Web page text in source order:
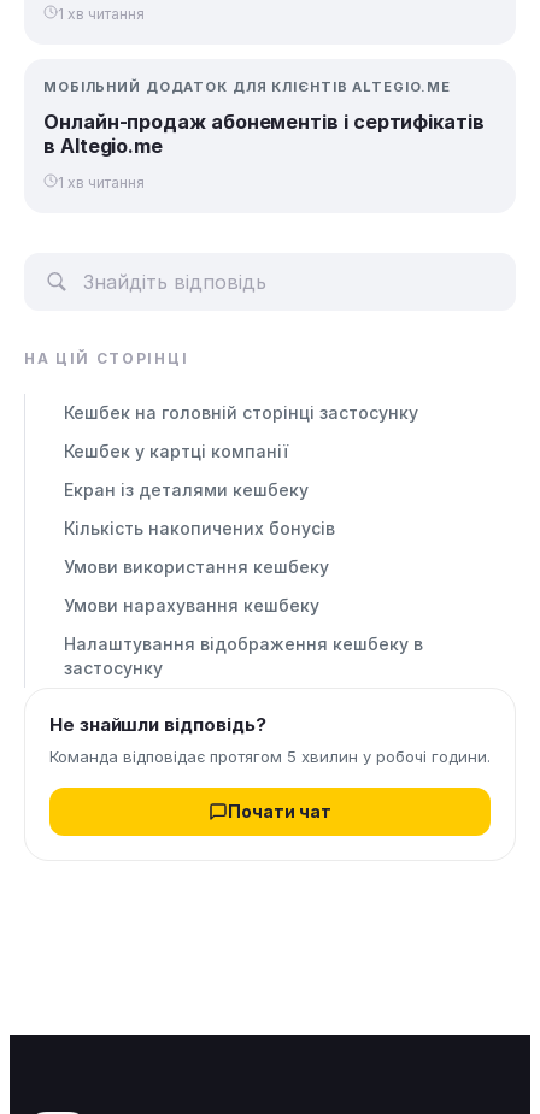
1 хв читання
МОБІЛЬНИЙ ДОДАТОК ДЛЯ КЛІЄНТІВ ALTEGIO.ME
Онлайн-продаж абонементів і сертифікатів
в Altegio.me
1 хв читання
НА ЦІЙ СТОРІНЦІ
Кешбек на головній сторінці застосунку
Кешбек у картці компанії
Екран із деталями кешбеку
Кількість накопичених бонусів
Умови використання кешбеку
Умови нарахування кешбеку
Налаштування відображення кешбеку в
застосунку
Не знайшли відповідь?
Команда відповідає протягом 5 хвилин у робочі години.
Почати чат